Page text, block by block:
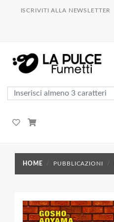
ISCRIVITI ALLA NEWSLETTER
HOME PUBBLICAZIONI